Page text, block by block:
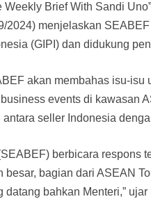
Weekly Brief With Sandi
2024) menjelaskan
(GIPI) dan didukung
akan membahas isu-isu
events di kawasan
antara seller Indonesia
berbicara respons
besar, bagian dari ASEAN
datang bahkan Menteri,”